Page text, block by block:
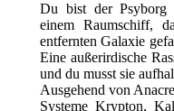
Du bist der Psyborg
einem Raumschiff,
entfernten Galaxie
Eine außerirdische
und du musst sie
Ausgehend von
Systeme Krypton,